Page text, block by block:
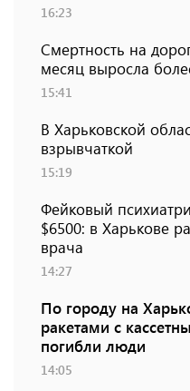
16:23
Смертность на
месяц выросла
15:41
В Харьковской
взрывчаткой
15:19
Фейковый
$6500: в Харькове
врача
14:27
По городу на
ракетами с
погибли люди
14:05